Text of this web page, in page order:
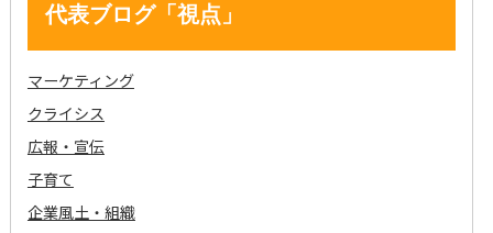
代表ブログ「視点」
マーケティング
クライシス
広報・宣伝
子育て
企業風土・組織